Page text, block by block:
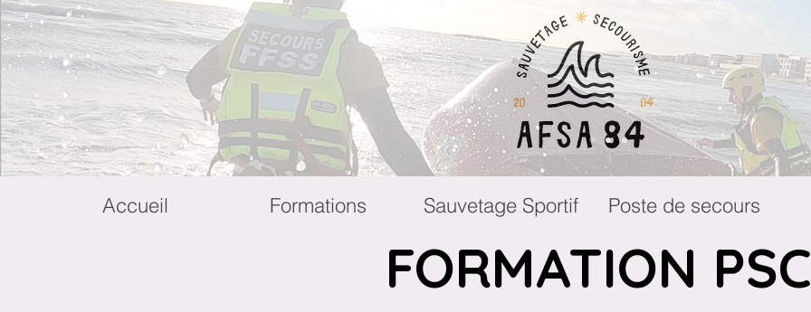
FORMATION
Accueil Formations Sauvetage Sportif Poste de secours